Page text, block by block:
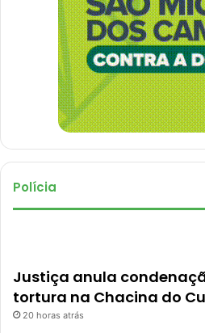
Polícia
Justiça anula
tortura na Chacina do
20 horas atrás